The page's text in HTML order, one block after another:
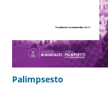
Palimpsesto